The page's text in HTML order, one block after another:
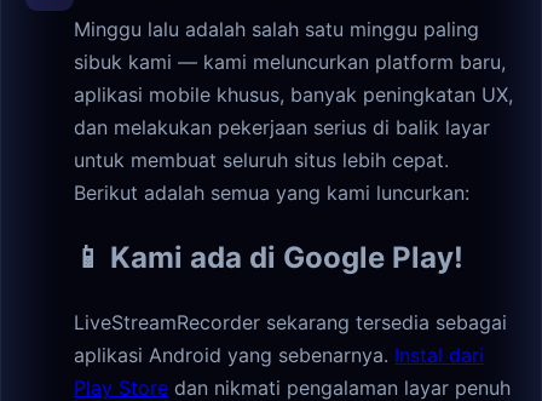
Minggu lalu adalah salah satu minggu paling
sibuk kami — kami meluncurkan platform baru,
aplikasi mobile khusus, banyak peningkatan UX,
dan melakukan pekerjaan serius di balik layar
untuk membuat seluruh situs lebih cepat.
Berikut adalah semua yang kami luncurkan:
📱 Kami ada di Google Play!
LiveStreamRecorder sekarang tersedia sebagai
aplikasi Android yang sebenarnya. Instal dari
Play Store dan nikmati pengalaman layar penuh